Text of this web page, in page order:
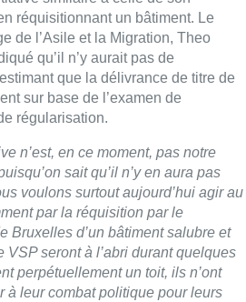
seront à l’abri durant quelques
perpétuellement un toit, ils n’ont
leur combat politique pour leurs
que leurs droits fondamentaux
celui au logement”
, indique
comité de soutien du collectif.
Franchomme
de MMA ouvre
: “C’est pas